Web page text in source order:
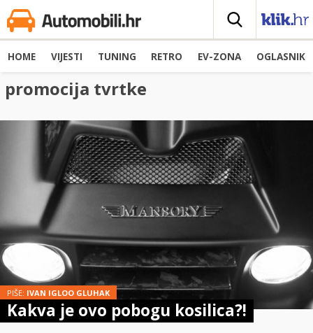
HOME VIJESTI TUNING RETRO EV-ZONA OGLASNIK
promocija tvrtke
PIŠE: IVAN IGLOO GLUHAK
Kakva je ovo pobogu kosilica?!